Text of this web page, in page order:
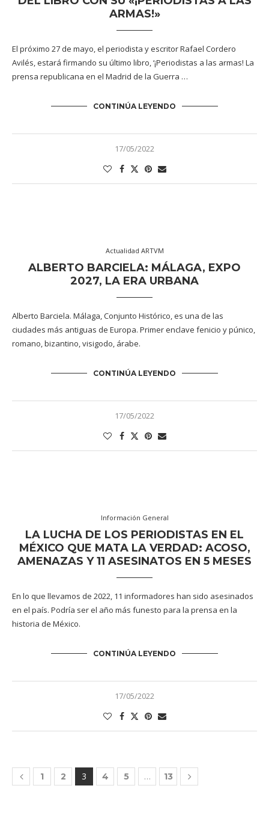
ARMAS!»
El próximo 27 de mayo, el periodista y escritor Rafael Cordero
Avilés, estará firmando su último libro, ‘¡Periodistas a las armas! La
prensa republicana en el Madrid de la Guerra …
CONTINÚA LEYENDO
17/05/2022
Actualidad ARTVM
ALBERTO BARCIELA: MÁLAGA, EXPO
2027, LA ERA URBANA
Alberto Barciela. Málaga, Conjunto Histórico, es una de las
ciudades más antiguas de Europa. Primer enclave fenicio y púnico,
romano, bizantino, visigodo, árabe.
CONTINÚA LEYENDO
17/05/2022
Información General
LA LUCHA DE LOS PERIODISTAS EN EL
MÉXICO QUE MATA LA VERDAD: ACOSO,
AMENAZAS Y 11 ASESINATOS EN 5 MESES
En lo que llevamos de 2022, 11 informadores han sido asesinados
en el país. Podría ser el año más funesto para la prensa en la
historia de México.
CONTINÚA LEYENDO
17/05/2022
1 2 3 4 5 … 13